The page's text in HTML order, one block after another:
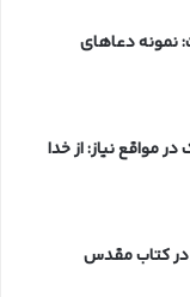
نمونه دعاهای
مواقع نیاز: از خدا
کتاب مقدس